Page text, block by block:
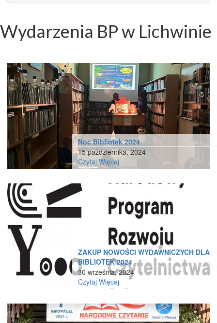
Wydarzenia BP w Lichwinie
Noc Bibliotek 2024
15 października, 2024
Czytaj Więcej
ZAKUP NOWOŚCI WYDAWNICZYCH DLA
BIBLIOTEK 2024
30 września, 2024
Czytaj Więcej